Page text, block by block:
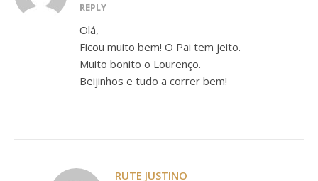
REPLY
Olá,
Ficou muito bem! O Pai tem jeito.
Muito bonito o Lourenço.
Beijinhos e tudo a correr bem!
RUTE JUSTINO